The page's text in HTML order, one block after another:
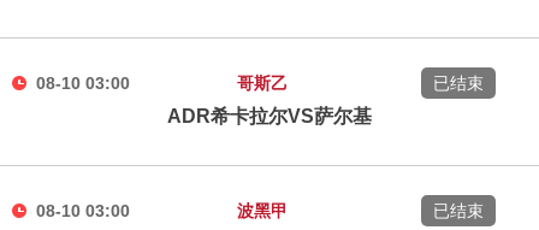
08-10 03:00 哥斯乙
ADR希卡拉尔VS萨尔基
已结束
08-10 03:00 波黑甲 已结束